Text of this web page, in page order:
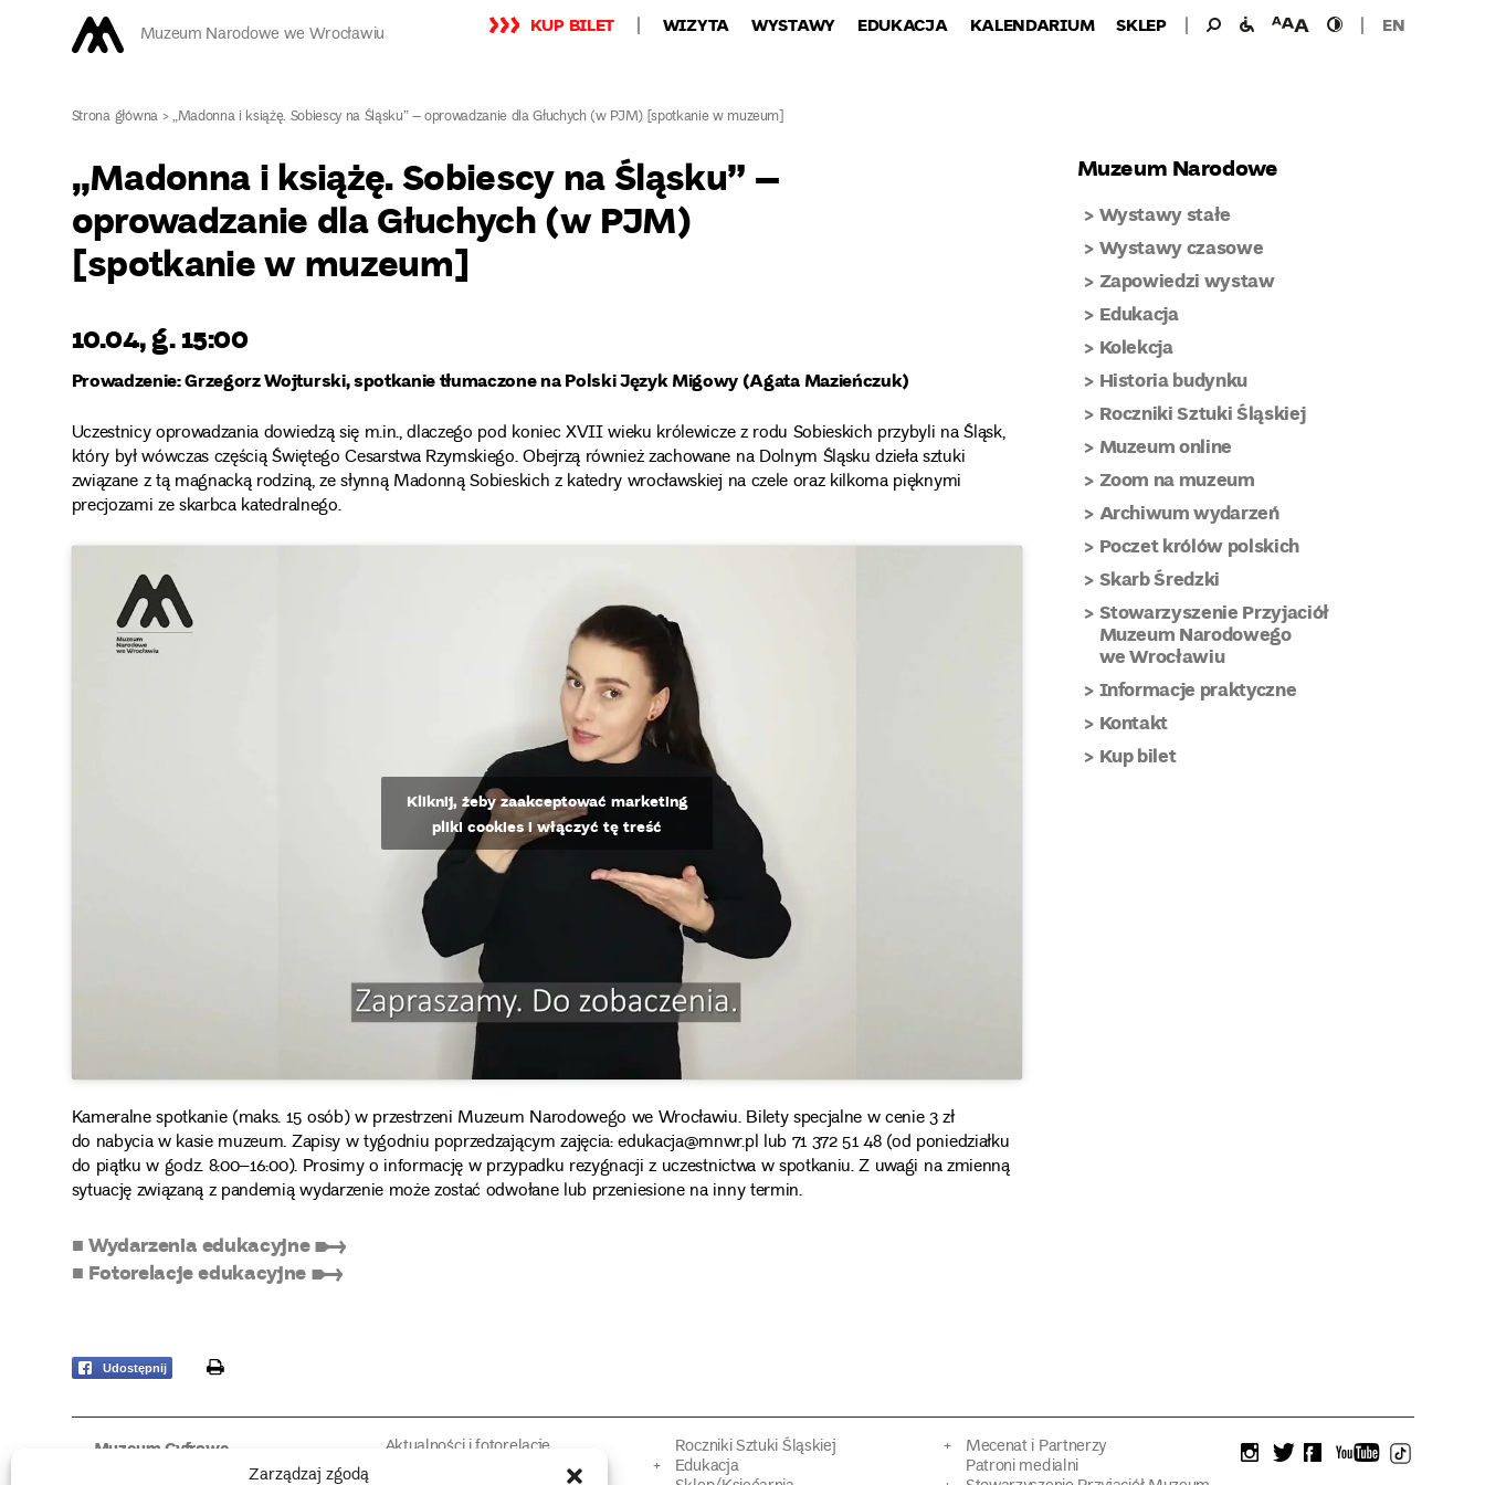
Zarządzaj zgodą
Muzeum Narodowe we Wrocławiu KUP BILET WIZYTA WYSTAWY EDUKACJA KALENDARIUM SKLEP Wyszukaj
Wyszukiwanie
dla:
udogodnieniawielkość
czcionki
wysoki
kontrast
EN
Strona główna>„Madonna i książę. Sobiescy na Śląsku” – oprowadzanie dla Głuchych (w PJM) [spotkanie w muzeum]
„Madonna i książę. Sobiescy na Śląsku” –
oprowadzanie dla Głuchych (w PJM)
[spotkanie w muzeum]
10.04, g. 15:00
Prowadzenie: Grzegorz Wojturski, spotkanie tłumaczone na Polski Język Migowy (Agata Mazieńczuk)
Uczestnicy oprowadzania dowiedzą się m.in., dlaczego pod koniec XVII wieku królewicze z rodu Sobieskich przybyli na Śląsk,
który był wówczas częścią Świętego Cesarstwa Rzymskiego. Obejrzą również zachowane na Dolnym Śląsku dzieła sztuki
związane z tą magnacką rodziną, ze słynną Madonną Sobieskich z katedry wrocławskiej na czele oraz kilkoma pięknymi
precjozami ze skarbca katedralnego.
Kliknij, żeby zaakceptować marketing
pliki cookies i włączyć tę treść
Kameralne spotkanie (maks. 15 osób) w przestrzeni Muzeum Narodowego we Wrocławiu. Bilety specjalne w cenie 3 zł
do nabycia w kasie muzeum. Zapisy w tygodniu poprzedzającym zajęcia: edukacja@mnwr.pl lub 71 372 51 48 (od poniedziałku
do piątku w godz. 8:00–16:00). Prosimy o informację w przypadku rezygnacji z uczestnictwa w spotkaniu. Z uwagi na zmienną
sytuację związaną z pandemią wydarzenie może zostać odwołane lub przeniesione na inny termin.
■ Wydarzenia edukacyjne ➸
■ Fotorelacje edukacyjne ➸
Udostępnij print
Muzeum Narodowe
Wystawy stałe
Wystawy czasowe
Zapowiedzi wystaw
Edukacja
Kolekcja
Historia budynku
Roczniki Sztuki Śląskiej
Muzeum online
Zoom na muzeum
Archiwum wydarzeń
Poczet królów polskich
Skarb Średzki
Stowarzyszenie Przyjaciół
Muzeum Narodowego
we Wrocławiu
Informacje praktyczne
Kontakt
Kup bilet
Muzeum Cyfrowe Aktualności i fotorelacje Roczniki Sztuki Śląskiej
Edukacja
Mecenat i Partnerzy
Patroni medialni instagram
twitterfacebookyoutube
tiktok